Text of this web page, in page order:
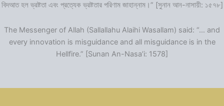
বিদআত হল ভ্রষ্টতা এবং প্রত্যেক ভ্রষ্টতার পরিণাম জাহান্নাম।” [সুনান আন-নাসায়ী: ১৫৭৮]
The Messenger of Allah (Sallallahu Alaihi Wasallam) said: “… and
every innovation is misguidance and all misguidance is in the
Hellfire.” [Sunan An-Nasa’i: 1578]